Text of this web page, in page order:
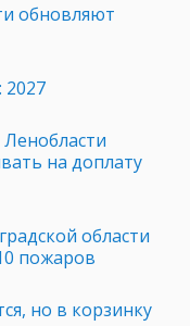
обновляют
на доплату
области
пожаров
но в корзинку